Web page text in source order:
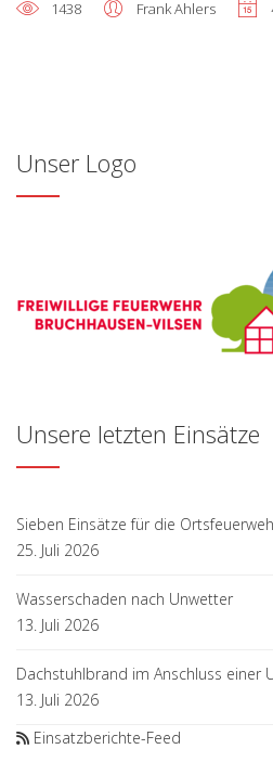
1438 Frank Ahlers
Unser Logo
Unsere letzten Einsätze
Sieben Einsätze für die
25. Juli 2026
Wasserschaden nach Unwetter
13. Juli 2026
Dachstuhlbrand im Anschluss einer
13. Juli 2026
Einsatzberichte-Feed